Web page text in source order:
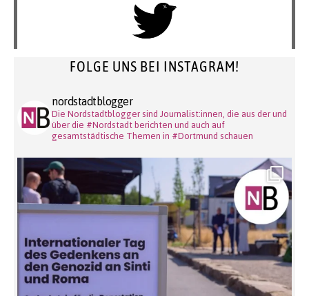
FOLGE UNS BEI INSTAGRAM!
nordstadtblogger
Die Nordstadtblogger sind Journalist:innen, die aus der und
über die #Nordstadt berichten und auch auf
gesamtstädtische Themen in #Dortmund schauen